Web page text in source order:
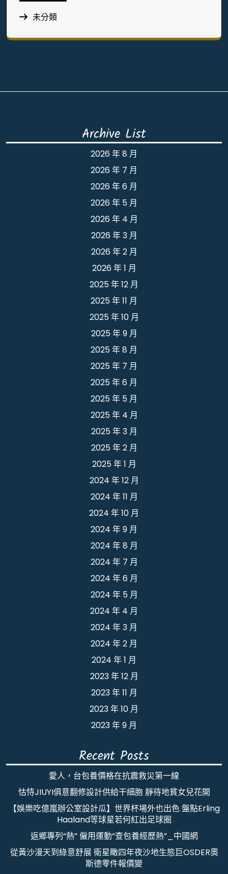
未分類
Archive List
2026 年 8 月
2026 年 7 月
2026 年 6 月
2026 年 5 月
2026 年 4 月
2026 年 3 月
2026 年 2 月
2026 年 1 月
2025 年 12 月
2025 年 11 月
2025 年 10 月
2025 年 9 月
2025 年 8 月
2025 年 7 月
2025 年 6 月
2025 年 5 月
2025 年 4 月
2025 年 3 月
2025 年 2 月
2025 年 1 月
2024 年 12 月
2024 年 11 月
2024 年 10 月
2024 年 9 月
2024 年 8 月
2024 年 7 月
2024 年 6 月
2024 年 5 月
2024 年 4 月
2024 年 3 月
2024 年 2 月
2024 年 1 月
2023 年 12 月
2023 年 11 月
2023 年 10 月
2023 年 9 月
Recent Posts
愛人，台包養價格在抗震救災第一線
怙恃JIUYI俱意翻修設計供給干細胞 靜待地貧女兒花開
【娛樂吃億嵐辦公室設計瓜】世界杯場外也出色 盤點Erling
Haaland等球星若何紅出足球圈
返鄉專列“熱” 僱用運動“查包養經歷熱”_中國網
從黃沙漫天到綠意舒展 衛星瞰四年夜沙地生態巨OSDER奧
斯德零件報價變